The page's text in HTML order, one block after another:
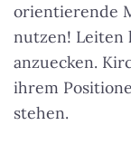
orientierende
nutzen! Leiten
anzuecken.
ihrem
stehen.